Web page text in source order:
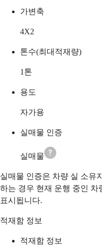
가변축
4X2
톤수(최대적재량)
1 톤
용도
자가용
실매물 인증
실매물
실매물 인증은 차량 실 소유
하는 경우 현재 운행 중인 차
표시됩니다.
적재함 정보
적재함 정보